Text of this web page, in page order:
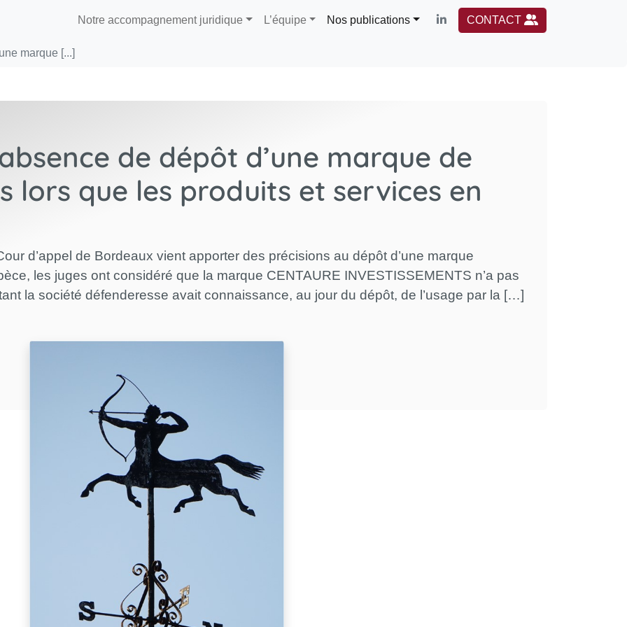
Notre accompagnement juridique L’équipe Nos publications CONTACT
marque [...]
de dépôt d’une marque de
lors que les produits et services en
d’appel de Bordeaux vient apporter des précisions au dépôt d’une marque
les juges ont considéré que la marque CENTAURE INVESTISSEMENTS n’a pas
la société défenderesse avait connaissance, au jour du dépôt, de l’usage par la […]